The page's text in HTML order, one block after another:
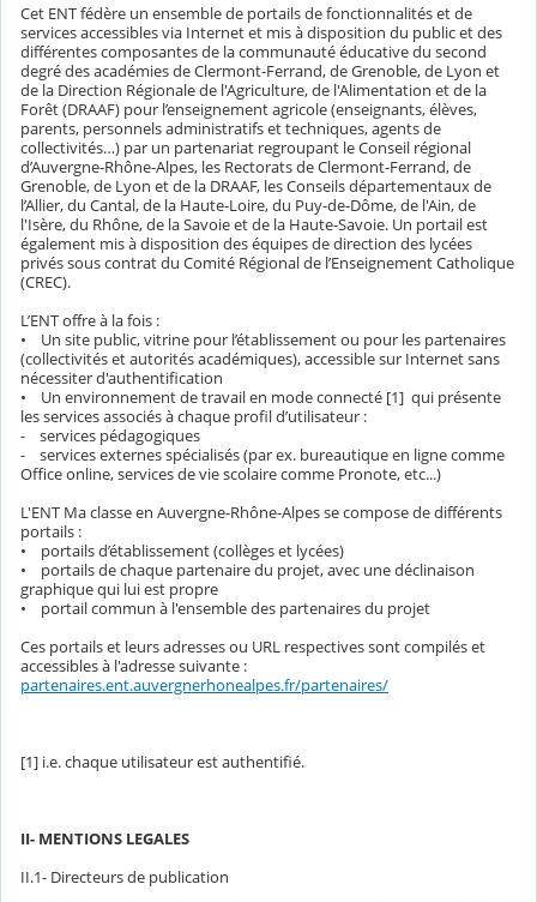
Cet ENT fédère un ensemble de portails de fonctionnalités et de
services accessibles via Internet et mis à disposition du public et des
différentes composantes de la communauté éducative du second
degré des académies de Clermont-Ferrand, de Grenoble, de Lyon et
de la Direction Régionale de l'Agriculture, de l'Alimentation et de la
Forêt (DRAAF) pour l’enseignement agricole (enseignants, élèves,
parents, personnels administratifs et techniques, agents de
collectivités…) par un partenariat regroupant le Conseil régional
d’Auvergne-Rhône-Alpes, les Rectorats de Clermont-Ferrand, de
Grenoble, de Lyon et de la DRAAF, les Conseils départementaux de
l’Allier, du Cantal, de la Haute-Loire, du Puy-de-Dôme, de l'Ain, de
l'Isère, du Rhône, de la Savoie et de la Haute-Savoie. Un portail est
également mis à disposition des équipes de direction des lycées
privés sous contrat du Comité Régional de l’Enseignement Catholique
(CREC).
L’ENT offre à la fois :
• Un site public, vitrine pour l’établissement ou pour les partenaires
(collectivités et autorités académiques), accessible sur Internet sans
nécessiter d'authentification
• Un environnement de travail en mode connecté [1] qui présente
les services associés à chaque profil d’utilisateur :
- services pédagogiques
- services externes spécialisés (par ex. bureautique en ligne comme
Office online, services de vie scolaire comme Pronote, etc...)
L'ENT Ma classe en Auvergne-Rhône-Alpes se compose de différents
portails :
• portails d’établissement (collèges et lycées)
• portails de chaque partenaire du projet, avec une déclinaison
graphique qui lui est propre
• portail commun à l'ensemble des partenaires du projet
Ces portails et leurs adresses ou URL respectives sont compilés et
accessibles à l'adresse suivante :
partenaires.ent.auvergnerhonealpes.fr/partenaires/
[1] i.e. chaque utilisateur est authentifié.
II- MENTIONS LEGALES
II.1- Directeurs de publication